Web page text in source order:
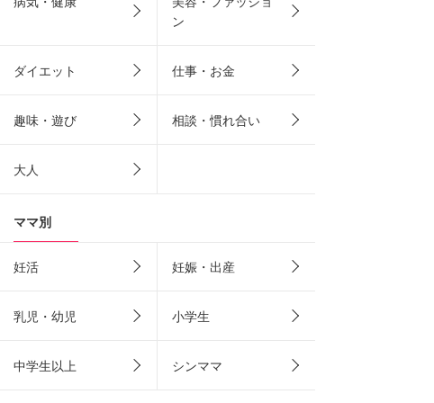
ン
ダイエット 仕事・お金
趣味・遊び 相談・慣れ合い
大人
ママ別
妊活 妊娠・出産
乳児・幼児 小学生
中学生以上 シンママ